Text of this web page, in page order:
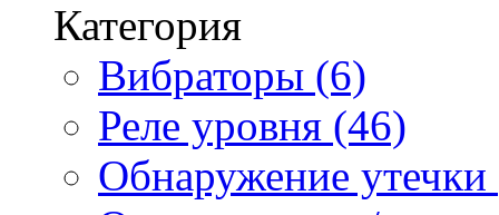
Категория
Вибраторы (6)
Реле уровня (46)
Обнаружение утечки